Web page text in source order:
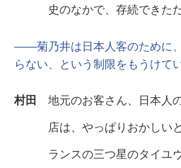
史のなかで、存続できた
――菊乃井は日本人客のために
らない、という制限をもうけて
村田 地元のお客さん、日本人
店は、やっぱりおかしい
ランスの三つ星のタイユ